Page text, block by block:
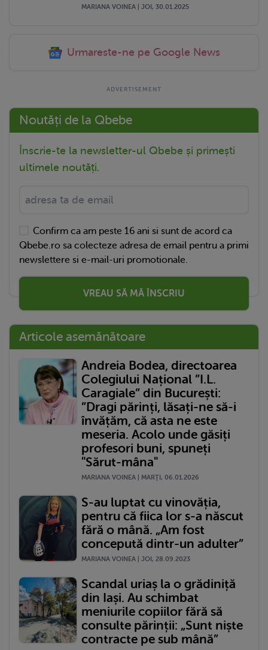
MARIANA VOINEA | JOI, 30.01.2025
Urmareste-ne pe Google News
Noutăți de la Qbebe
Înscrie-te la newsletter-ul Qbebe și primești
ultimele noutăți.
Confirm ca am peste 16 ani si sunt de acord ca
Qbebe.ro sa colecteze adresa de email pentru a primi
newslettere si e-mail-uri promotionale.
VREAU SĂ MĂ ÎNSCRIU
Articole asemănătoare
Andreia Bodea, directoarea
Colegiului Național ”I.L.
Caragiale” din București:
”Dragi părinți, lăsați-ne să-i
învățăm, că asta ne este
meseria. Acolo unde găsiți
profesori buni, spuneți
"Sărut-mâna"
MARIANA VOINEA | MARŢI, 06.01.2026
S-au luptat cu vinovăția,
pentru că fiica lor s-a născut
fără o mână. „Am fost
concepută dintr-un adulter”
MARIANA VOINEA | JOI, 28.09.2023
Scandal uriaș la o grădiniță
din Iași. Au schimbat
meniurile copiilor fără să
consulte părinții: „Sunt niște
contracte pe sub mână”